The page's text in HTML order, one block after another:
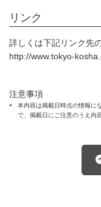
リンク
詳しくは下記リンク先
http://www.tokyo-
注意事項
本内容は掲載日時点の情報に
で、掲載日にご注意のうえ内